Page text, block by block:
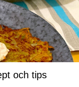
och tips